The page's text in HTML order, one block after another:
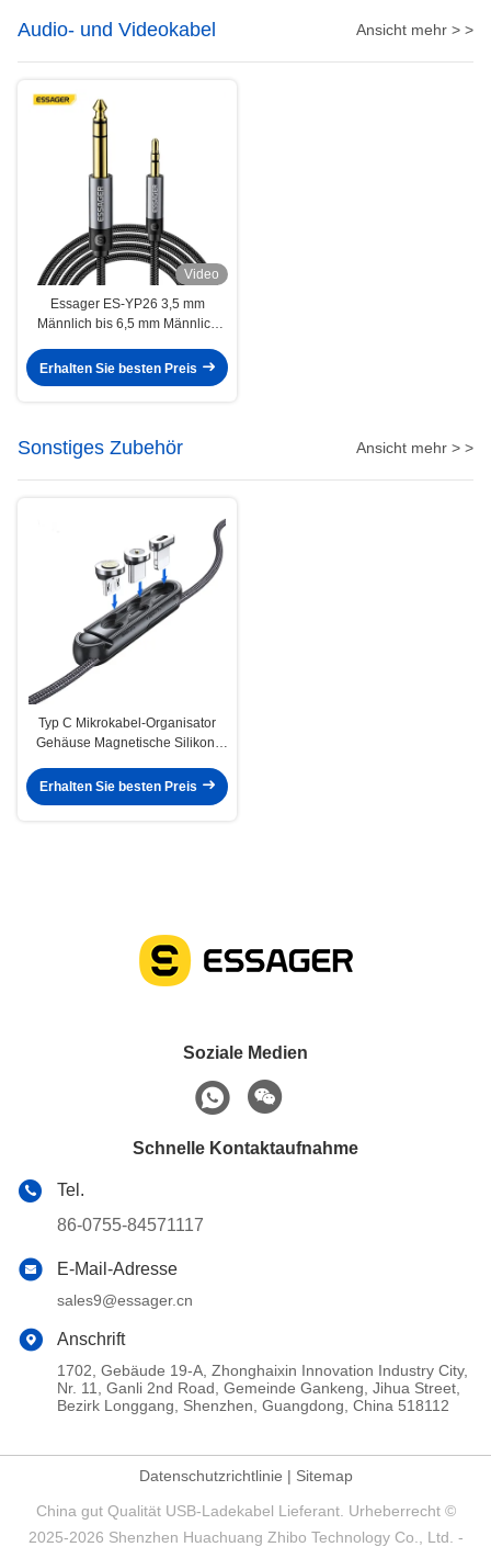
Audio- und Videokabel Ansicht mehr > >
Video
Essager ES-YP26 3,5 mm
Männlich bis 6,5 mm Männlich
Lautsprecher Verstärker
Gitarrenmixer
Erhalten Sie besten Preis
Sonstiges Zubehör Ansicht mehr > >
Typ C Mikrokabel-Organisator
Gehäuse Magnetische Silikon-
Erhalten Sie besten Preis
Soziale Medien
Schnelle Kontaktaufnahme
Tel.
86-0755-84571117
E-Mail-Adresse
sales9@essager.cn
Anschrift
1702, Gebäude 19-A, Zhonghaixin Innovation Industry City,
Nr. 11, Ganli 2nd Road, Gemeinde Gankeng, Jihua Street,
Bezirk Longgang, Shenzhen, Guangdong, China 518112
Datenschutzrichtlinie | Sitemap
China gut Qualität USB-Ladekabel Lieferant. Urheberrecht ©
2025-2026 Shenzhen Huachuang Zhibo Technology Co., Ltd. -